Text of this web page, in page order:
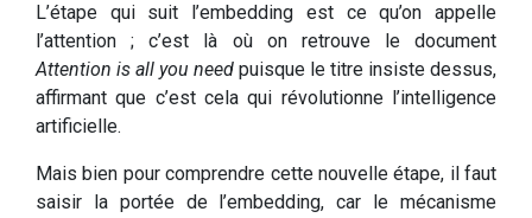
L’étape qui suit l’embedding est ce qu’on appelle
l’attention ; c’est là où on retrouve le document
Attention is all you need puisque le titre insiste dessus,
affirmant que c’est cela qui révolutionne l’intelligence
artificielle.
Mais bien pour comprendre cette nouvelle étape, il faut
saisir la portée de l’embedding, car le mécanisme